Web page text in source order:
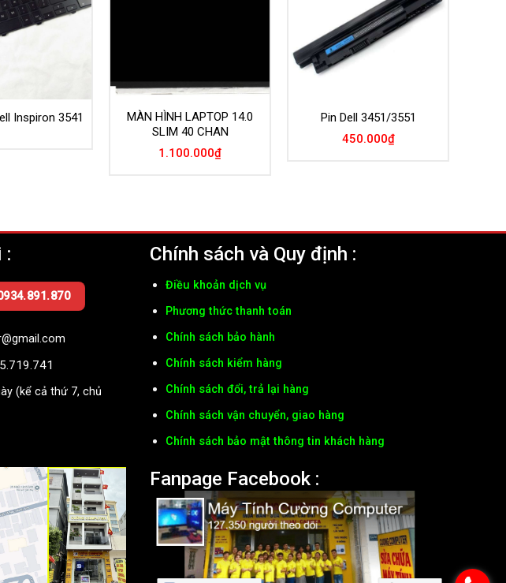
Inspiron 3541
MÀN HÌNH LAPTOP 14.0
SLIM 40 CHAN
1.100.000₫
Pin Dell 3451/3551
450.000₫
:
(kể cả thứ 7, chủ
Chính sách và Quy định :
Điều khoản dịch vụ
Phương thức thanh toán
Chính sách bảo hành
Chính sách kiểm hàng
Chính sách đổi, trả lại hàng
Chính sách vận chuyển, giao hàng
Chính sách bảo mật thông tin khách hàng
Fanpage Facebook :